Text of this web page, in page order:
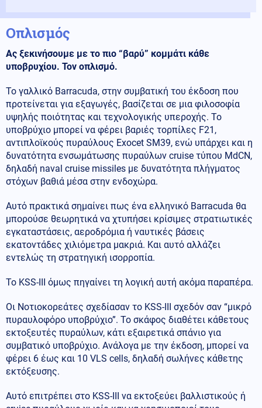
Οπλισμός
Ας ξεκινήσουμε με το πιο “βαρύ” κομμάτι κάθε
υποβρυχίου. Τον οπλισμό.
Το γαλλικό Barracuda, στην συμβατική του έκδοση που
προτείνεται για εξαγωγές, βασίζεται σε μια φιλοσοφία
υψηλής ποιότητας και τεχνολογικής υπεροχής. Το
υποβρύχιο μπορεί να φέρει βαριές τορπίλες F21,
αντιπλοϊκούς πυραύλους Exocet SM39, ενώ υπάρχει και η
δυνατότητα ενσωμάτωσης πυραύλων cruise τύπου MdCN,
δηλαδή naval cruise missiles με δυνατότητα πλήγματος
στόχων βαθιά μέσα στην ενδοχώρα.
Αυτό πρακτικά σημαίνει πως ένα ελληνικό Barracuda θα
μπορούσε θεωρητικά να χτυπήσει κρίσιμες στρατιωτικές
εγκαταστάσεις, αεροδρόμια ή ναυτικές βάσεις
εκατοντάδες χιλιόμετρα μακριά. Και αυτό αλλάζει
εντελώς τη στρατηγική ισορροπία.
Το KSS-III όμως πηγαίνει τη λογική αυτή ακόμα παραπέρα.
Οι Νοτιοκορεάτες σχεδίασαν το KSS-III σχεδόν σαν “μικρό
πυραυλοφόρο υποβρύχιο”. Το σκάφος διαθέτει κάθετους
εκτοξευτές πυραύλων, κάτι εξαιρετικά σπάνιο για
συμβατικό υποβρύχιο. Ανάλογα με την έκδοση, μπορεί να
φέρει 6 έως και 10 VLS cells, δηλαδή σωλήνες κάθετης
εκτόξευσης.
Αυτό επιτρέπει στο KSS-III να εκτοξεύει βαλλιστικούς ή